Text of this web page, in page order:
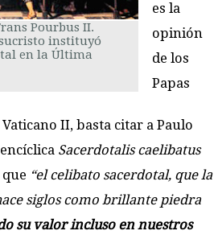
Pourbus II.
instituyó
en la Última
es la
opinión
de los
Papas
II, basta citar a Paulo
Sacerdotalis caelibatus
que “el celibato sacerdotal, que la
siglos como brillante piedra
su valor incluso en nuestros